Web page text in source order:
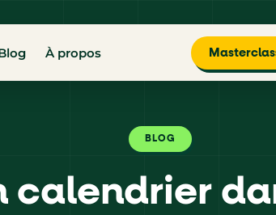
À propos
BLOG
calendrier